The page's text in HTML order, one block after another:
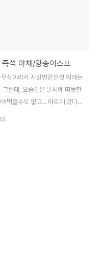
즉석 야채/양송이스프
실이라서 사발면같은것 외에는
그런데, 요즘같은 날씨에 따뜻한
먹을수도 없고... 마트에 갔다